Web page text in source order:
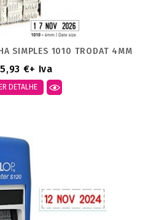
SIMPLES 1010 TRODAT 4MM
5,93 €+ Iva
DETALHE